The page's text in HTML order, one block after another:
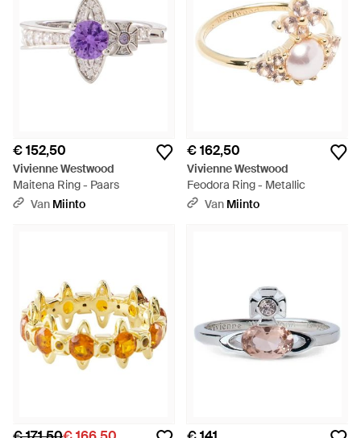
€ 152,50
Vivienne Westwood
Maitena Ring - Paars
Van Miinto
€ 162,50
Vivienne Westwood
Feodora Ring - Metallic
Van Miinto